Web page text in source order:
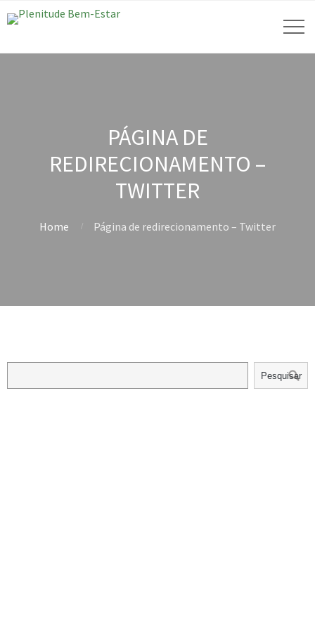
PÁGINA DE
REDIRECIONAMENTO –
TWITTER
Home Página de redirecionamento – Twitter
Pesquisar